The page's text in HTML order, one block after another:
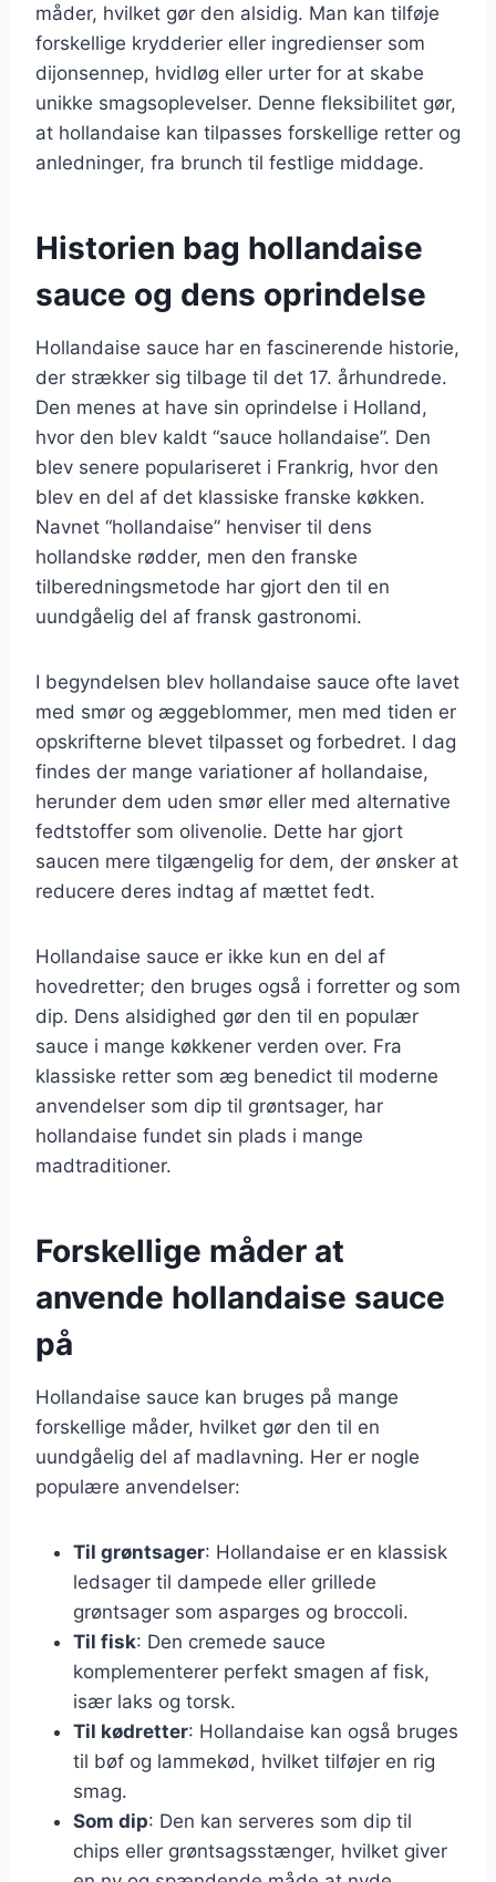
måder, hvilket gør den alsidig. Man kan tilføje
forskellige krydderier eller ingredienser som
dijonsennep, hvidløg eller urter for at skabe
unikke smagsoplevelser. Denne fleksibilitet gør,
at hollandaise kan tilpasses forskellige retter og
anledninger, fra brunch til festlige middage.
Historien bag hollandaise
sauce og dens oprindelse
Hollandaise sauce har en fascinerende historie,
der strækker sig tilbage til det 17. århundrede.
Den menes at have sin oprindelse i Holland,
hvor den blev kaldt “sauce hollandaise”. Den
blev senere populariseret i Frankrig, hvor den
blev en del af det klassiske franske køkken.
Navnet “hollandaise” henviser til dens
hollandske rødder, men den franske
tilberedningsmetode har gjort den til en
uundgåelig del af fransk gastronomi.
I begyndelsen blev hollandaise sauce ofte lavet
med smør og æggeblommer, men med tiden er
opskrifterne blevet tilpasset og forbedret. I dag
findes der mange variationer af hollandaise,
herunder dem uden smør eller med alternative
fedtstoffer som olivenolie. Dette har gjort
saucen mere tilgængelig for dem, der ønsker at
reducere deres indtag af mættet fedt.
Hollandaise sauce er ikke kun en del af
hovedretter; den bruges også i forretter og som
dip. Dens alsidighed gør den til en populær
sauce i mange køkkener verden over. Fra
klassiske retter som æg benedict til moderne
anvendelser som dip til grøntsager, har
hollandaise fundet sin plads i mange
madtraditioner.
Forskellige måder at
anvende hollandaise sauce
på
Hollandaise sauce kan bruges på mange
forskellige måder, hvilket gør den til en
uundgåelig del af madlavning. Her er nogle
populære anvendelser:
Til grøntsager: Hollandaise er en klassisk
ledsager til dampede eller grillede
grøntsager som asparges og broccoli.
Til fisk: Den cremede sauce
komplementerer perfekt smagen af fisk,
især laks og torsk.
Til kødretter: Hollandaise kan også bruges
til bøf og lammekød, hvilket tilføjer en rig
smag.
Som dip: Den kan serveres som dip til
chips eller grøntsagsstænger, hvilket giver